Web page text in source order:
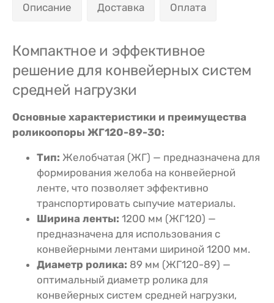
Описание Доставка Оплата
Компактное и эффективное
решение для конвейерных систем
средней нагрузки
Основные характеристики и преимущества
роликоопоры ЖГ120-89-30:
Тип: Желобчатая (ЖГ) — предназначена для
формирования желоба на конвейерной
ленте, что позволяет эффективно
транспортировать сыпучие материалы.
Ширина ленты: 1200 мм (ЖГ120) —
предназначена для использования с
конвейерными лентами шириной 1200 мм.
Диаметр ролика: 89 мм (ЖГ120-89) —
оптимальный диаметр ролика для
конвейерных систем средней нагрузки,